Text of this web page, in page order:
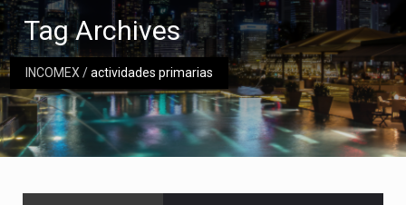
INCOMEX/actividades primarias
Tag Archives